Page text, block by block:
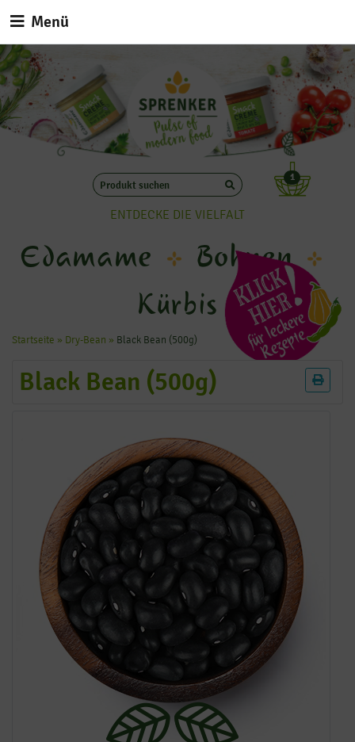
1
ENTDECKE DIE VIELFALT
Edamame
Bohnen
Kürbis
Menü
Startseite » Dry-Bean » Black Bean (500g)
Black Bean (500g)